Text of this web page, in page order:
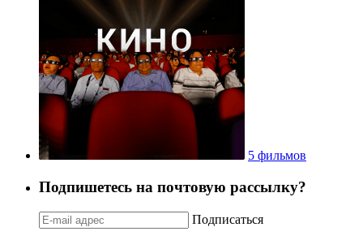
5 фильмов
Подпишетесь на почтовую рассылку?
Подписаться